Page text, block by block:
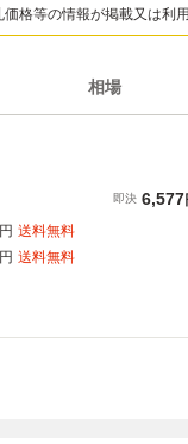
格等の情報が掲載又は利
相場
即決 6,577
円 送料無料
円 送料無料